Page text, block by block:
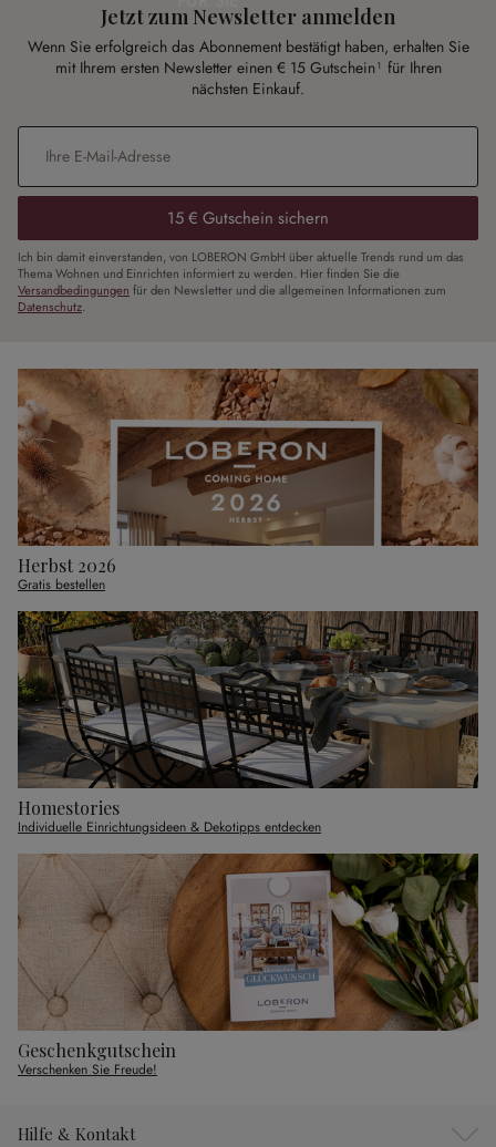
Jetzt zum Newsletter anmelden
Wenn Sie erfolgreich das Abonnement bestätigt haben, erhalten Sie
mit Ihrem ersten Newsletter einen € 15 Gutschein¹ für Ihren
nächsten Einkauf.
E-Mail-Adresse*
15 € Gutschein sichern
Ich bin damit einverstanden, von LOBERON GmbH über aktuelle Trends rund um das
Thema Wohnen und Einrichten informiert zu werden. Hier finden Sie die
Versandbedingungen für den Newsletter und die allgemeinen Informationen zum
Datenschutz.
Herbst 2026
Gratis bestellen
Homestories
Individuelle Einrichtungsideen & Dekotipps entdecken
Geschenkgutschein
Verschenken Sie Freude!
Hilfe & Kontakt